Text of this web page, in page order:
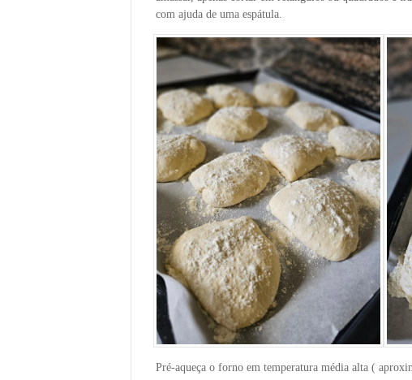
com ajuda de uma espátula.
Pré-aqueça o forno em temperatura média alta (